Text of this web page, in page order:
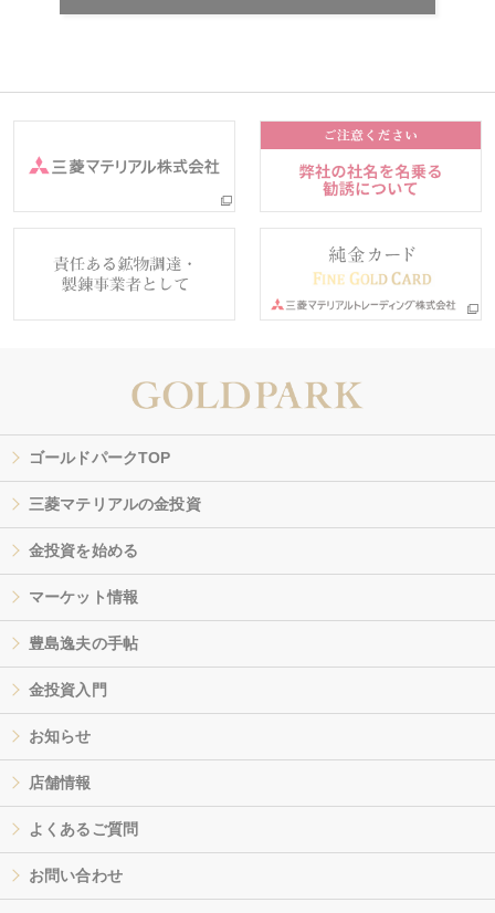
ゴールドパークTOP
三菱マテリアルの金投資
金投資を始める
マーケット情報
豊島逸夫の手帖
金投資入門
お知らせ
店舗情報
よくあるご質問
お問い合わせ